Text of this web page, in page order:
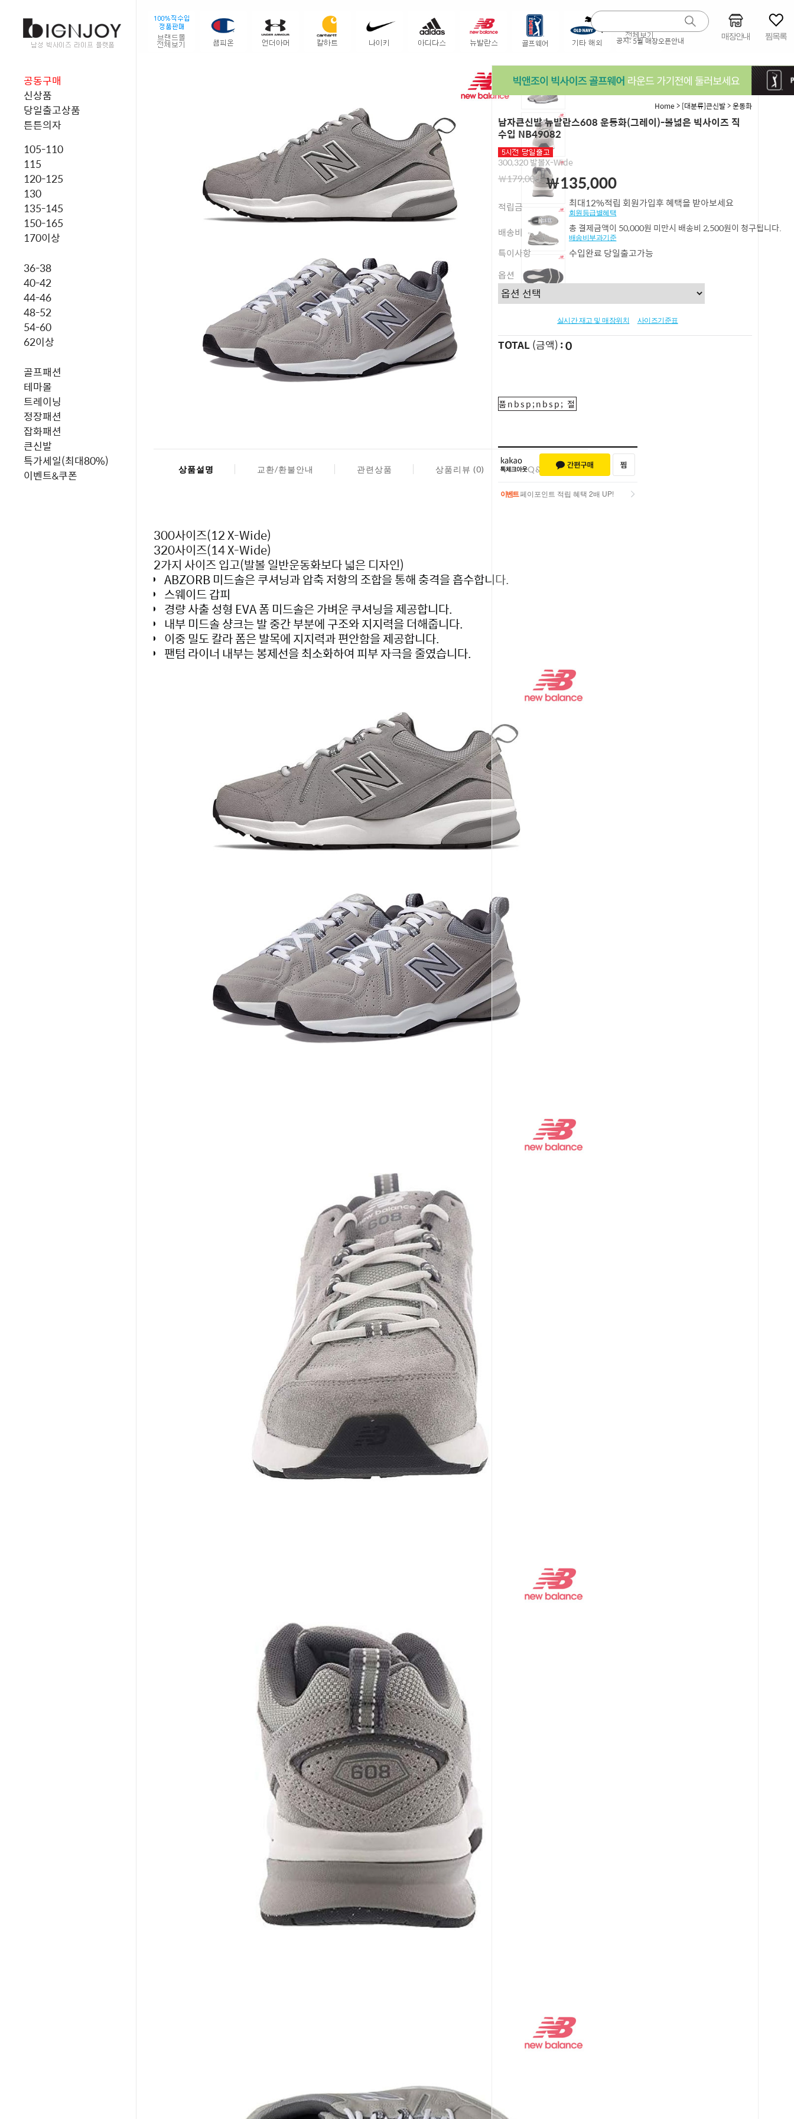
공지:5월 매장오픈안내 매장안내 찜목록
공동구매
신상품
당일출고상품
튼튼의자
105-110
115
120-125
130
135-145
150-165
170이상
36-38
40-42
44-46
48-52
54-60
62이상
골프패션
테마몰
트레이닝
정장패션
잡화패션
큰신발
특가세일(최대80%)
이벤트&쿠폰
Home> [대분류]큰신발>운동화
남자큰신발 뉴발란스608 운동화(그레이)-볼넓은 빅사이즈 직
수입 NB49082
300,320 발볼X-Wide
￦179,000 ￦135,000
적립금 최대12%적립 회원가입후 혜택을 받아보세요
회원등급별혜택
배송비 총 결제금액이 50,000원 미만시 배송비 2,500원이 청구됩니다.
배송비부과기준
특이사항
수입완료 당일출고가능
옵션
실시간 재고 및 매장위치 사이즈기준표
TOTAL(금액) 0
품nbsp;nbsp; 절
이벤트페이포인트 적립 혜택 2배 UP!
상품설명 교환/환불안내 관련상품 상품리뷰 (0) Q&A (0)
300사이즈(12 X-Wide)
320사이즈(14 X-Wide)
2가지 사이즈 입고(발볼 일반운동화보다 넓은 디자인)
ABZORB 미드솔은 쿠셔닝과 압축 저항의 조합을 통해 충격을 흡수합니다.
스웨이드 갑피
경량 사출 성형 EVA 폼 미드솔은 가벼운 쿠셔닝을 제공합니다.
내부 미드솔 샹크는 발 중간 부분에 구조와 지지력을 더해줍니다.
이중 밀도 칼라 폼은 발목에 지지력과 편안함을 제공합니다.
팬텀 라이너 내부는 봉제선을 최소화하여 피부 자극을 줄였습니다.